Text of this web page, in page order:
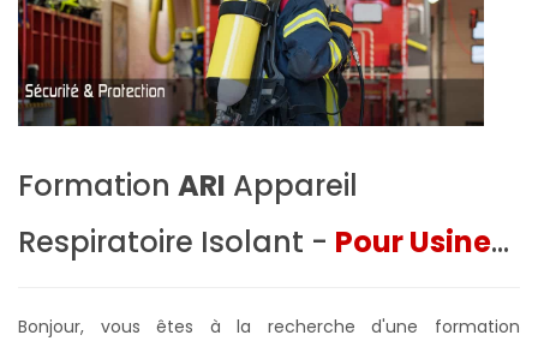
Formation ARI Appareil
Respiratoire Isolant - Pour Usine...
Bonjour, vous êtes à la recherche d'une formation